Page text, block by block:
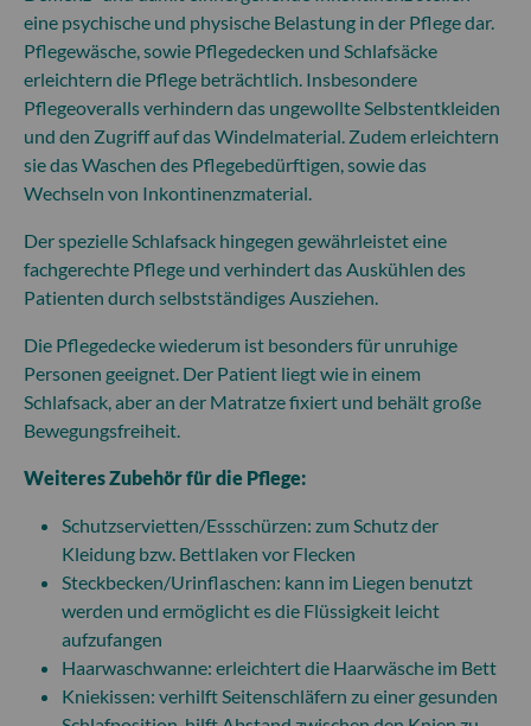
eine psychische und physische Belastung in der Pflege dar.
Pflegewäsche, sowie Pflegedecken und Schlafsäcke
erleichtern die Pflege beträchtlich. Insbesondere
Pflegeoveralls verhindern das ungewollte Selbstentkleiden
und den Zugriff auf das Windelmaterial. Zudem erleichtern
sie das Waschen des Pflegebedürftigen, sowie das
Wechseln von Inkontinenzmaterial.
Der spezielle Schlafsack hingegen gewährleistet eine
fachgerechte Pflege und verhindert das Auskühlen des
Patienten durch selbstständiges Ausziehen.
Die Pflegedecke wiederum ist besonders für unruhige
Personen geeignet. Der Patient liegt wie in einem
Schlafsack, aber an der Matratze fixiert und behält große
Bewegungsfreiheit.
Weiteres Zubehör für die Pflege:
Schutzservietten/Essschürzen: zum Schutz der
Kleidung bzw. Bettlaken vor Flecken
Steckbecken/Urinflaschen: kann im Liegen benutzt
werden und ermöglicht es die Flüssigkeit leicht
aufzufangen
Haarwaschwanne: erleichtert die Haarwäsche im Bett
Kniekissen: verhilft Seitenschläfern zu einer gesunden